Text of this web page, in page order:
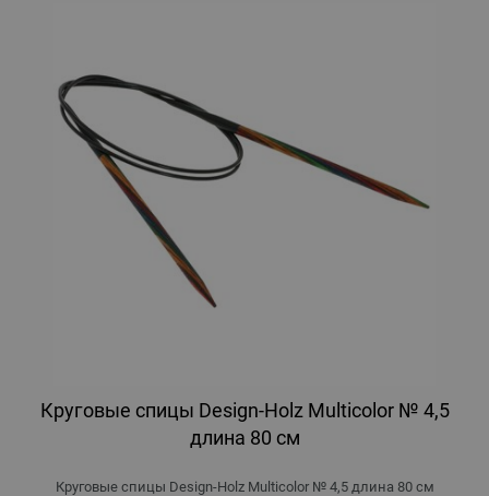
Круговые спицы Design-Holz Multicolor № 4,5
длина 80 см
Круговые спицы Design-Holz Multicolor № 4,5 длина 80 см